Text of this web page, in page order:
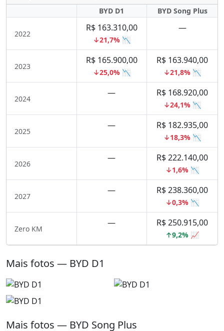
BYD D1
BYD Song Plus
2022
R$ 163.310,00
↓21,7% 📉
—
2023
R$ 165.900,00
↓25,0% 📉
R$ 163.940,00
↓21,8% 📉
2024
— R$ 168.920,00
↓24,1% 📉
2025
— R$ 182.935,00
↓18,3% 📉
2026
— R$ 222.140,00
↓1,6% 📉
2027
— R$ 238.360,00
↓0,3% 📉
Zero KM
— R$ 250.915,00
↑9,2% 📈
Mais fotos — BYD D1
Mais fotos — BYD Song Plus